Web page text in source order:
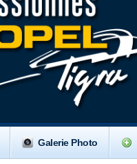
Galerie Photo